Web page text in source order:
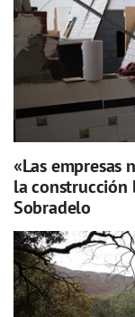
«Las empresas
la construcción
Sobradelo